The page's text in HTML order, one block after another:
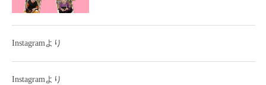
Instagramより
Instagramより